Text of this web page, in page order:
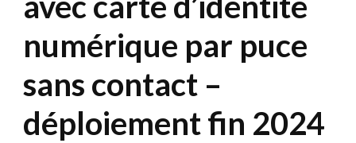
numérique par puce
sans contact –
déploiement fin 2024